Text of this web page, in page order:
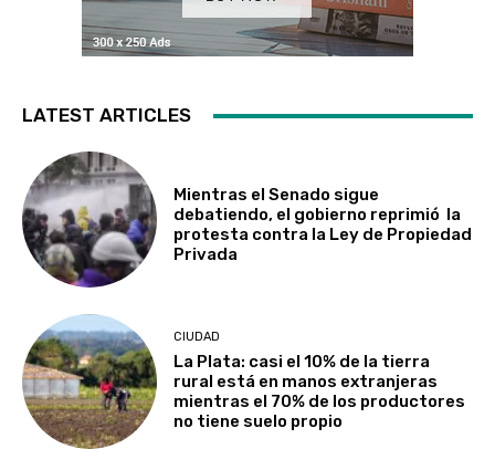
LATEST ARTICLES
Mientras el Senado sigue
debatiendo, el gobierno reprimió la
protesta contra la Ley de Propiedad
Privada
CIUDAD
La Plata: casi el 10% de la tierra
rural está en manos extranjeras
mientras el 70% de los productores
no tiene suelo propio